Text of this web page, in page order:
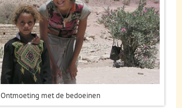
Ontmoeting met de bedoeinen